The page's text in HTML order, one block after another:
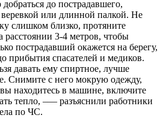
до пострадавшего,
или длинной палкой. Не
слишком близко, протяните
расстоянии 3-4 метров, чтобы
пострадавший окажется на берегу,
прибытия спасателей и медиков.
давать ему спиртное, лучше
Снимите с него мокрую одежду,
находитесь в машине, включите
тепло, –— разъяснили работники
по ЧС.